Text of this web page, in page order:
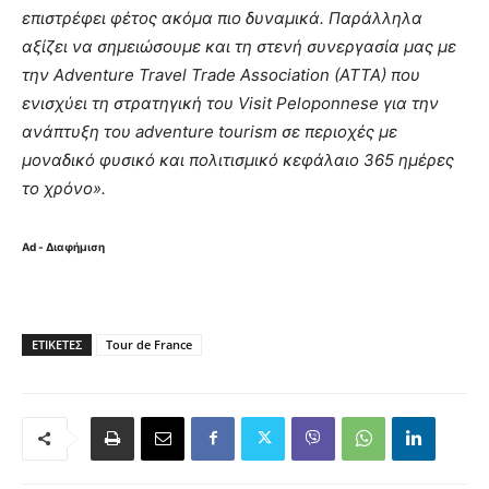
επιστρέφει φέτος ακόμα πιο δυναμικά. Παράλληλα
αξίζει να σημειώσουμε και τη στενή συνεργασία μας με
την Adventure Travel Trade Association (ATTA) που
ενισχύει τη στρατηγική του Visit Peloponnese για την
ανάπτυξη του adventure tourism σε περιοχές με
μοναδικό φυσικό και πολιτισμικό κεφάλαιο 365 ημέρες
το χρόνο».
Ad - Διαφήμιση
ΕΤΙΚΈΤΕΣ Tour de France